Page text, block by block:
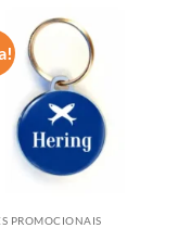
PROMOCIONAIS